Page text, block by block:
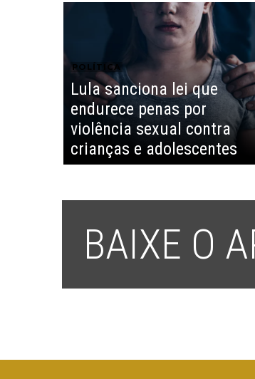
POLÍTICA
Lula sanciona lei que
endurece penas por
violência sexual contra
crianças e adolescentes
BAIXE O